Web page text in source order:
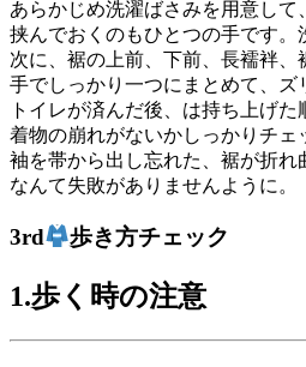
あらかじめ洗濯ばさみを用意して、
挟んでおくのもひとつの手です。
次に、裾の上前、下前、長襦袢、
手でしっかり一つにまとめて、ズ
トイレが済んだ後、は持ち上げ
着物の崩れがないかしっかりチェ
袖を帯から出し忘れた、裾が折れ
なんて失敗がありませんように。
3rd 歩き方チェック
1.歩く時の注意